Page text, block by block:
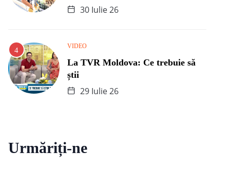
30 Iulie 26
VIDEO
La TVR Moldova: Ce trebuie să
știi
29 Iulie 26
Urmăriți-ne